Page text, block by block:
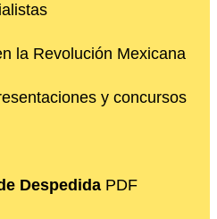
la Revolución Mexicana
y concursos
Despedida PDF